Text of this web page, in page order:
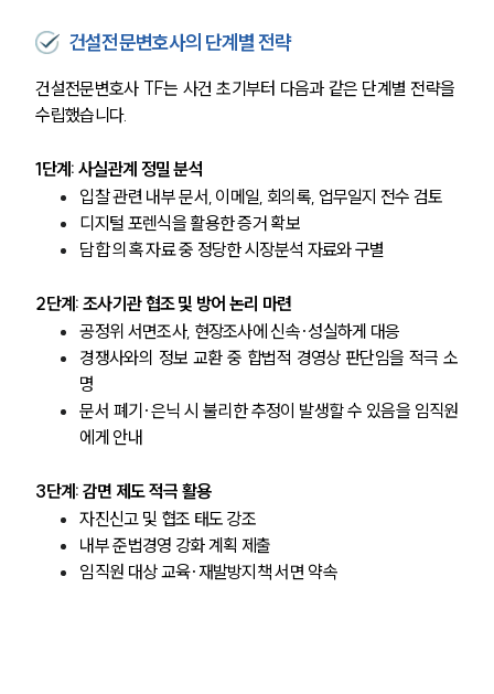
팀소개
건설전문변호사의 단계별 전략
건설전문변호사 TF는 사건 초기부터 다음과 같은 단계별 전략을
수립했습니다.
1단계: 사실관계 정밀 분석
입찰 관련 내부 문서, 이메일, 회의록, 업무일지 전수 검토
디지털 포렌식을 활용한 증거 확보
담합 의혹 자료 중 정당한 시장분석 자료와 구별
2단계: 조사기관 협조 및 방어 논리 마련
공정위 서면조사, 현장조사에 신속·성실하게 대응
경쟁사와의 정보 교환 중 합법적 경영상 판단임을 적극 소
명
문서 폐기·은닉 시 불리한 추정이 발생할 수 있음을 임직원
에게 안내
3단계: 감면 제도 적극 활용
자진신고 및 협조 태도 강조
내부 준법경영 강화 계획 제출
임직원 대상 교육·재발방지책 서면 약속